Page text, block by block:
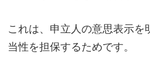
これは、申立人の意思表示を
当性を担保するためです。